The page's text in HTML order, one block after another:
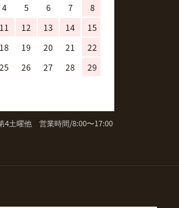
4 5 6 7
8
11 12 13 14
15
18 19 20 21
22
25 26 27 28
29
4土曜他 営業時間/8:00〜17:00